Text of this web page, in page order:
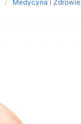
Medycyna i Zdrowie